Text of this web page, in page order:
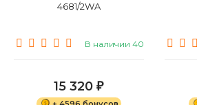
4681/2WA
В наличии 40
15 320 ₽